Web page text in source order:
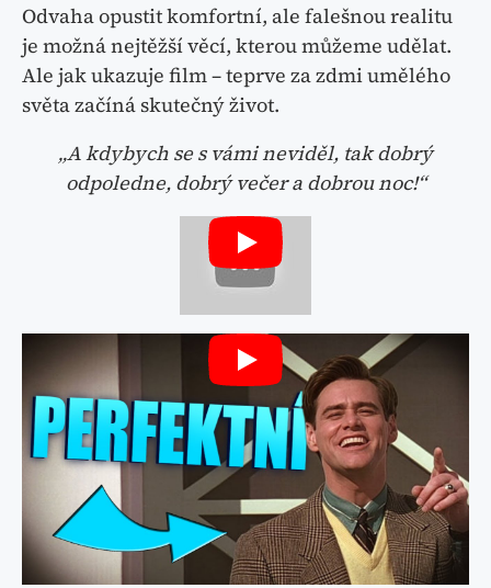
Odvaha opustit komfortní, ale falešnou realitu
je možná nejtěžší věcí, kterou můžeme udělat.
Ale jak ukazuje film – teprve za zdmi umělého
světa začíná skutečný život.
„A kdybych se s vámi neviděl, tak dobrý
odpoledne, dobrý večer a dobrou noc!“